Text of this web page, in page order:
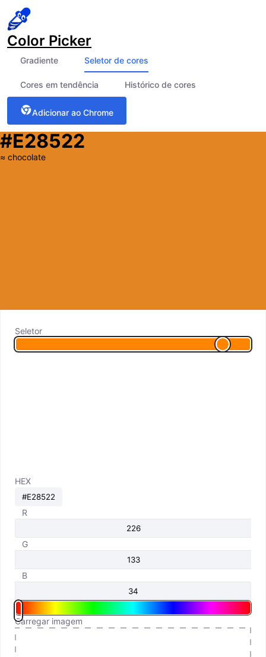
Color Picker
Gradiente Seletor de cores
Cores em tendência Histórico de cores
Adicionar ao Chrome
#E28522
≈ chocolate
Seletor
HEX
R
G
B
Carregar imagem